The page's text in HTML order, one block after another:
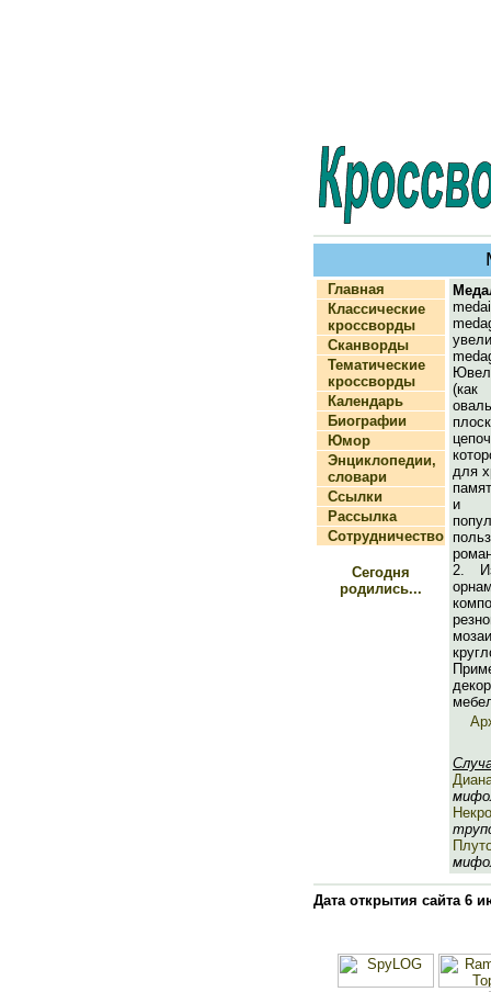
Главная
Классические
кроссворды
Сканворды
Тематические
кроссворды
Календарь
Биографии
Юмор
Энциклопедии,
словари
Ссылки
Рассылка
Сотрудничество
Сегодня
родились...
для
и
2.
Дата открытия сайта 6